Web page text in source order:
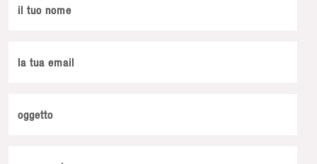
il tuo nome
la tua email
oggetto